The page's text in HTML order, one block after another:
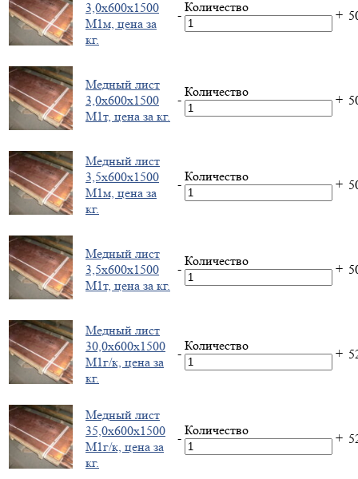
3,0х600х1500
М1м, цена за
кг.
-
Количество
+
Медный лист
3,0х600х1500
М1т, цена за кг.
-
Количество
+
Медный лист
3,5х600х1500
М1м, цена за
кг.
-
Количество
+
Медный лист
3,5х600х1500
М1т, цена за кг.
-
Количество
+
Медный лист
30,0х600х1500
М1г/к, цена за
кг.
-
Количество
+
Медный лист
35,0х600х1500
М1г/к, цена за
кг.
-
Количество
+